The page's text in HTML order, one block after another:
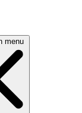
menu